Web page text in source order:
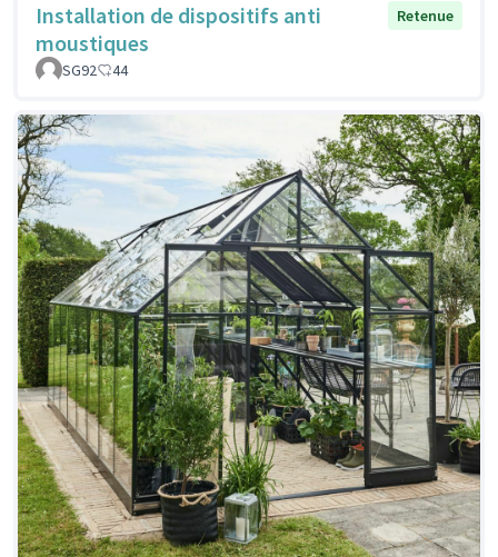
Installation de dispositifs anti
moustiques
Retenue
SG92 44